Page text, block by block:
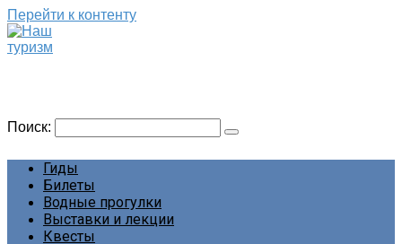
Перейти к контенту
Поиск:
Гиды
Билеты
Водные прогулки
Выставки и лекции
Квесты